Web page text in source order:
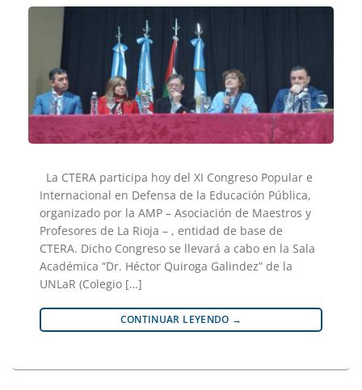
La CTERA participa hoy del XI Congreso Popular e
Internacional en Defensa de la Educación Pública,
organizado por la AMP – Asociación de Maestros y
Profesores de La Rioja – , entidad de base de
CTERA. Dicho Congreso se llevará a cabo en la Sala
Académica “Dr. Héctor Quiroga Galindez” de la
UNLaR (Colegio […]
CONTINUAR LEYENDO →